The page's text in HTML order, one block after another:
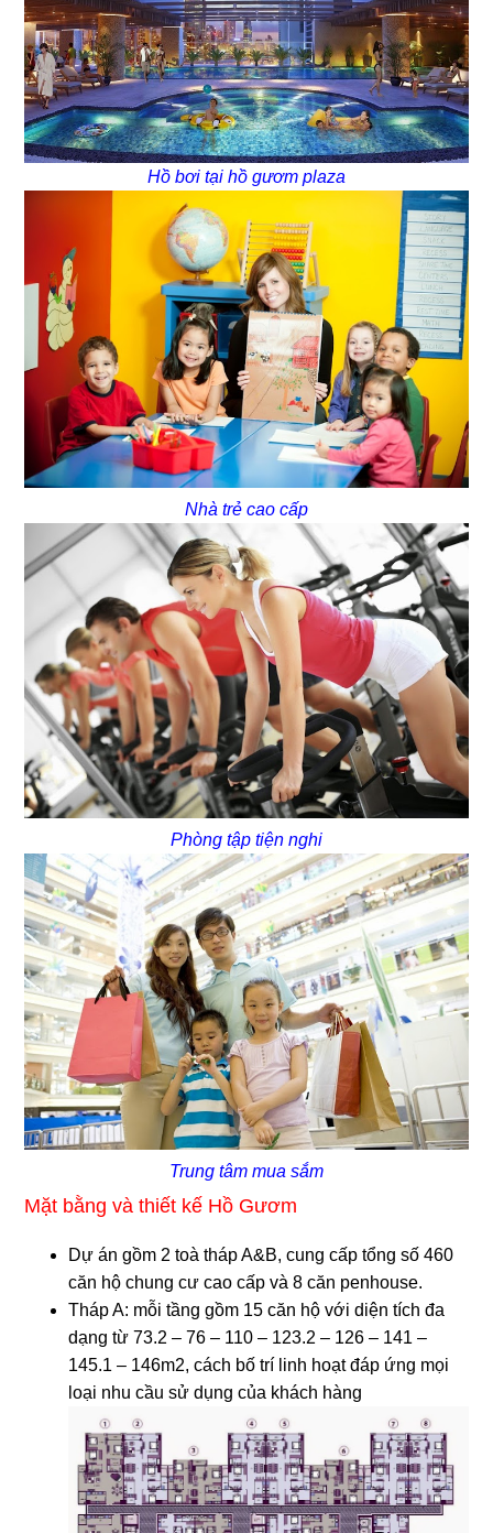
Hồ bơi tại hồ gươm plaza
Nhà trẻ cao cấp
Phòng tập tiện nghi
Trung tâm mua sắm
Mặt bằng và thiết kế Hồ Gươm
Dự án gồm 2 toà tháp A&B, cung cấp tổng số 460
căn hộ chung cư cao cấp và 8 căn penhouse.
Tháp A: mỗi tầng gồm 15 căn hộ với diện tích đa
dạng từ 73.2 – 76 – 110 – 123.2 – 126 – 141 –
145.1 – 146m2, cách bố trí linh hoạt đáp ứng mọi
loại nhu cầu sử dụng của khách hàng